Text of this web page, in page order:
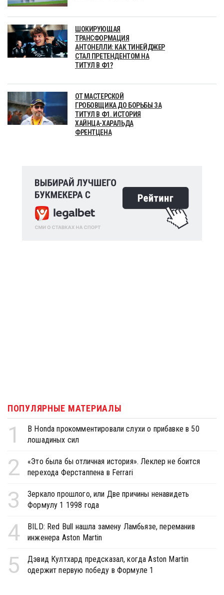
ШОКИРУЮЩАЯ
ТРАНСФОРМАЦИЯ
АНТОНЕЛЛИ: КАК ТИНЕЙДЖЕР
СТАЛ ПРЕТЕНДЕНТОМ НА
ТИТУЛ В Ф1?
ОТ МАСТЕРСКОЙ
ГРОБОВЩИКА ДО БОРЬБЫ ЗА
ТИТУЛ В Ф1. ИСТОРИЯ
ХАЙНЦА-ХАРАЛЬДА
ФРЕНТЦЕНА
ПОПУЛЯРНЫЕ МАТЕРИАЛЫ
1
В Honda прокомментировали слухи о прибавке в 50
лошадиных сил
2
«Это была бы отличная история». Леклер не боится
перехода Ферстаппена в Ferrari
3
Зеркало прошлого, или Две причины ненавидеть
Формулу 1 1998 года
4
BILD: Red Bull нашла замену Ламбьязе, переманив
инженера Aston Martin
5
Дэвид Култхард предсказал, когда Aston Martin
одержит первую победу в Формуле 1